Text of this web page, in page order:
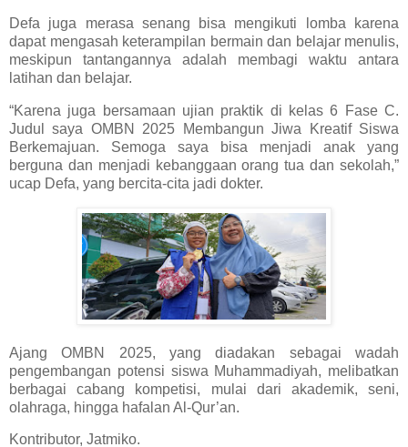
Defa juga merasa senang bisa mengikuti lomba karena
dapat mengasah keterampilan bermain dan belajar menulis,
meskipun tantangannya adalah membagi waktu antara
latihan dan belajar.
“Karena juga bersamaan ujian praktik di kelas 6 Fase C.
Judul saya OMBN 2025 Membangun Jiwa Kreatif Siswa
Berkemajuan. Semoga saya bisa menjadi anak yang
berguna dan menjadi kebanggaan orang tua dan sekolah,”
ucap Defa, yang bercita-cita jadi dokter.
Ajang OMBN 2025, yang diadakan sebagai wadah
pengembangan potensi siswa Muhammadiyah, melibatkan
berbagai cabang kompetisi, mulai dari akademik, seni,
olahraga, hingga hafalan Al-Qur’an.
Kontributor, Jatmiko.